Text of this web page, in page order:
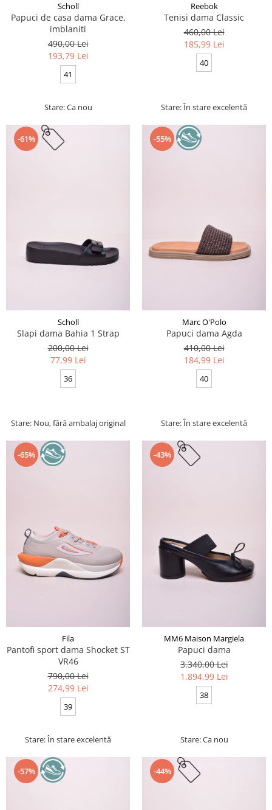
Scholl
Papuci de casa dama Grace,
imblaniti
490,00 Lei
193,79 Lei
41
Stare: Ca nou
Reebok
Tenisi dama Classic
460,00 Lei
185,99 Lei
40
Stare: În stare excelentă
-61%
Scholl
Slapi dama Bahia 1 Strap
200,00 Lei
77,99 Lei
36
Stare: Nou, fără ambalaj original
-55%
Marc O'Polo
Papuci dama Agda
410,00 Lei
184,99 Lei
40
Stare: În stare excelentă
-65%
Fila
Pantofi sport dama Shocket ST
VR46
790,00 Lei
274,99 Lei
39
Stare: În stare excelentă
-43%
MM6 Maison Margiela
Papuci dama
3.340,00 Lei
1.894,99 Lei
38
Stare: Ca nou
-57% -44%